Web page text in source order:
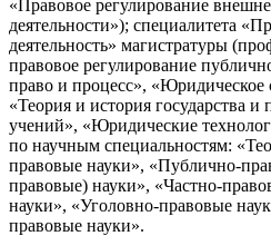
«Правовое регулирование
деятельности»); специалитета
деятельность» магистратуры
правовое регулирование
право и процесс», «Юридическое
«Теория и история государства
учений», «Юридические
по научным специальностям:
правовые науки», «Публично-
правовые) науки», «Частно-
науки», «Уголовно-правовые
правовые науки».